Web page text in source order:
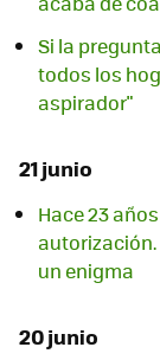
Si la
todos los
aspirador"
21 junio
Hace 23
un enigma
20 junio